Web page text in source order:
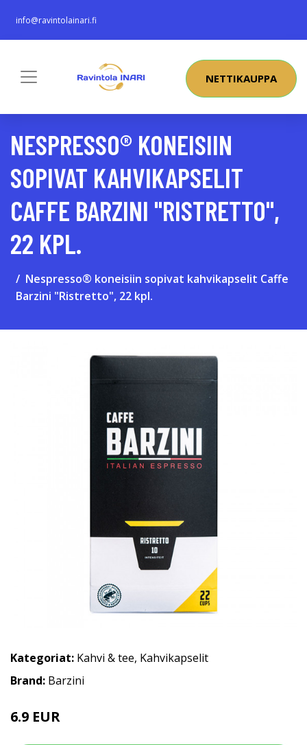
info@ravintolainari.fi
NETTIKAUPPA
NESPRESSO® KONEISIIN
SOPIVAT KAHVIKAPSELIT
CAFFE BARZINI "RISTRETTO",
22 KPL.
Nespresso® koneisiin sopivat kahvikapselit Caffe
Barzini "Ristretto", 22 kpl.
Kategoriat: Kahvi & tee, Kahvikapselit
Brand: Barzini
6.9 EUR